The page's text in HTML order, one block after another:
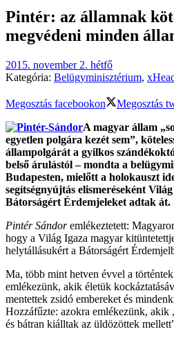
Pintér: az államnak
megvédeni minden
2015. november 2. hétfő
Kategória: Belügyminisztérium,
Megosztás facebookon
Megosztás
A magyar állam
egyetlen polgára kezét sem”,
állampolgárát a gyilkos
belső árulástól – mondta a
Budapesten, mielőtt a holokauszt
segítségnyújtás elismeréseként
Bátorságért Érdemjeleket adtak át.
Pintér Sándoremlékeztetett:
hogy a Világ Igaza magyar
helytállásukért a Bátorságért
Ma, több mint hetven évvel a
emlékezünk, akik életük
mentettek zsidó embereket és
Hozzáfűzte: azokra emlékezünk, akik
és bátran kiálltak az üldözöttek